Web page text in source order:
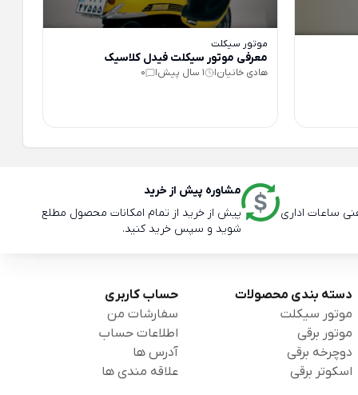
موتور سیکلت
معرفی موتور سیکلت فیدل کلاسیک
هادی خانیان| 1 سال پیش |
0
مشاوره پیش از خرید
پیش از خرید از تمام امکانات محصول مطلع
شوید و سپس خرید کنید.
دسته بندی محصولات
موتور سیکلت
موتور برقی
دوچرخه برقی
اسکوتر برقی
حساب کاربری
سفارشات من
اطلاعات حساب
آدرس ها
علاقه مندی ها